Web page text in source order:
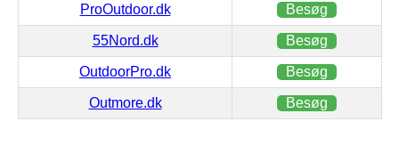
ProOutdoor.dk Besøg
55Nord.dk Besøg
OutdoorPro.dk Besøg
Outmore.dk Besøg